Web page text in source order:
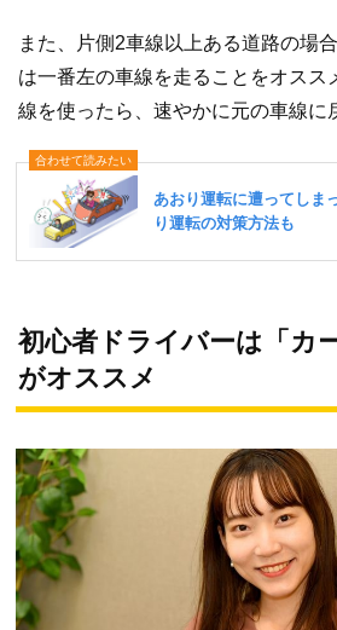
また、片側2車線以上ある道路の場
は一番左の車線を走ることをオスス
線を使ったら、速やかに元の車線に
初心者ドライバーは「カ
がオススメ